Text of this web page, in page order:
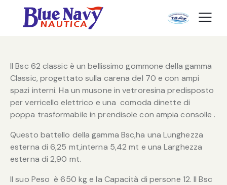
Il Bsc 62 classic è un bellissimo gommone della gamma
Classic, progettato sulla carena del 70 e con ampi
spazi interni. Ha un musone in vetroresina predisposto
per verricello elettrico e una comoda dinette di
poppa trasformabile in prendisole con ampia consolle .
Questo battello della gamma Bsc,ha una Lunghezza
esterna di 6,25 mt,interna 5,42 mt e una Larghezza
esterna di 2,90 mt.
Il suo Peso è 650 kg e la Capacità di persone 12. Il Bsc